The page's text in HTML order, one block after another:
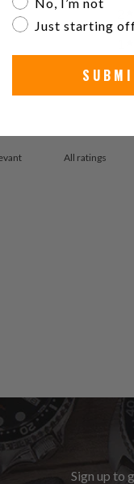
Sign up to
Just starting